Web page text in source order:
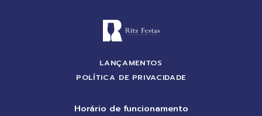
LANÇAMENTOS
POLÍTICA DE PRIVACIDADE
Horário de funcionamento